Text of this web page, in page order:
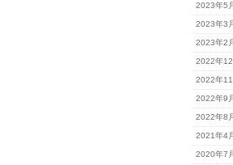
2023年5
2023年3
2023年2
2022年12
2022年11
2022年9
2022年8
2021年4
2020年7